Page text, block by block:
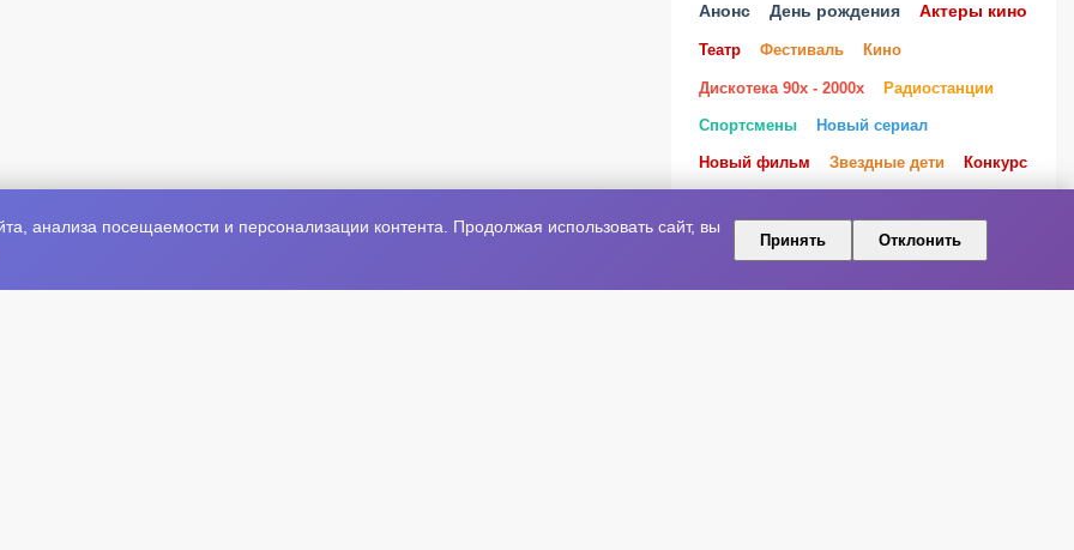
Анонс День рождения Актеры кино
Театр Фестиваль Кино
Дискотека 90х - 2000х Радиостанции
Спортсмены Новый сериал
Новый фильм Звездные дети Конкурс
Премия SHAMAN Оксана Почепа
анализа посещаемости и персонализации контента. Продолжая использовать сайт, вы
Принять Отклонить